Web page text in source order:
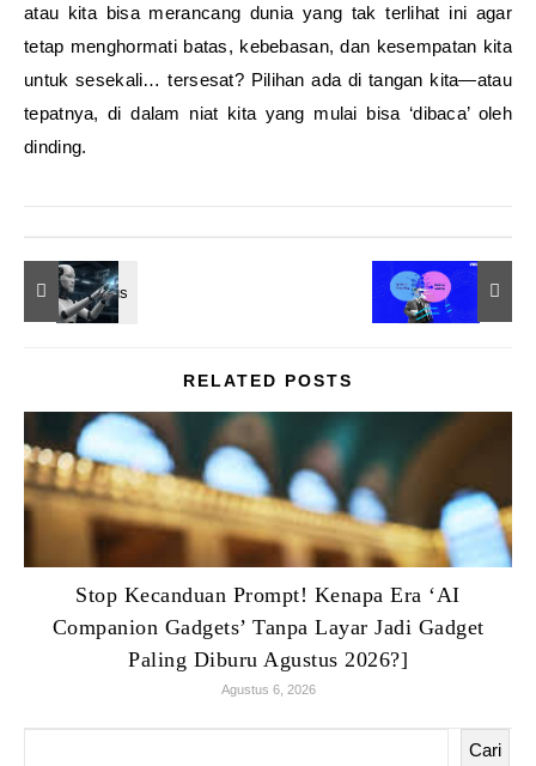
atau kita bisa merancang dunia yang tak terlihat ini agar
tetap menghormati batas, kebebasan, dan kesempatan kita
untuk sesekali… tersesat? Pilihan ada di tangan kita—atau
tepatnya, di dalam niat kita yang mulai bisa ‘dibaca’ oleh
dinding.
RELATED POSTS
Stop Kecanduan Prompt! Kenapa Era ‘AI
Companion Gadgets’ Tanpa Layar Jadi Gadget
Paling Diburu Agustus 2026?]
Agustus 6, 2026
Cari